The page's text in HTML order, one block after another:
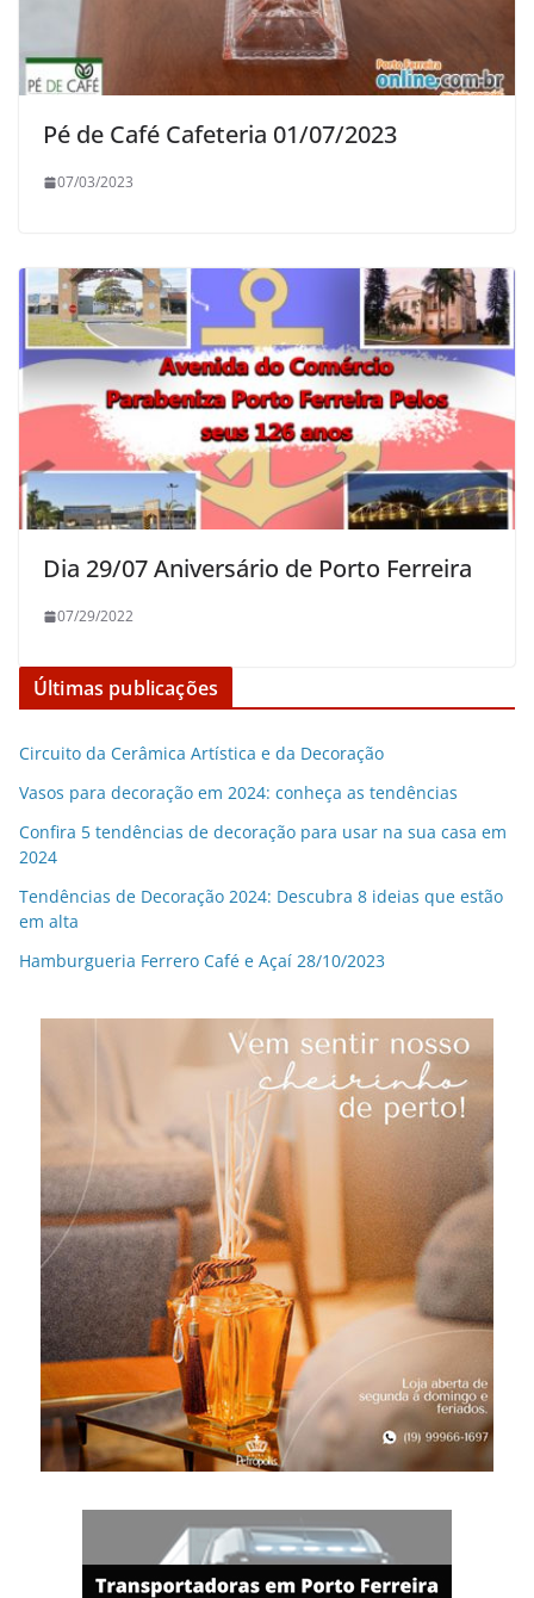
Pé de Café Cafeteria 01/07/2023
07/03/2023
Dia 29/07 Aniversário de Porto Ferreira
07/29/2022
Últimas publicações
Circuito da Cerâmica Artística e da Decoração
Vasos para decoração em 2024: conheça as tendências
Confira 5 tendências de decoração para usar na sua casa em
2024
Tendências de Decoração 2024: Descubra 8 ideias que estão
em alta
Hamburgueria Ferrero Café e Açaí 28/10/2023